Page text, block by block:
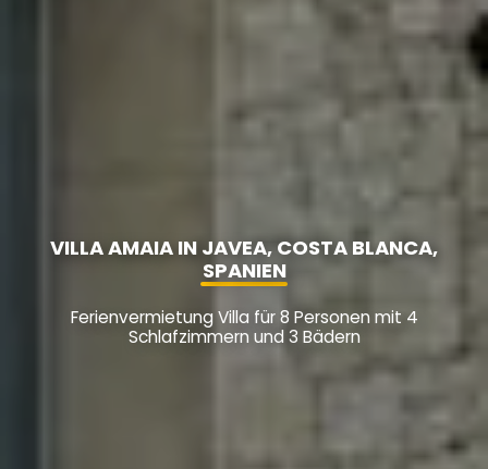
VILLA AMAIA IN JAVEA, COSTA BLANCA,
SPANIEN
Ferienvermietung Villa für 8 Personen mit 4
Schlafzimmern und 3 Bädern